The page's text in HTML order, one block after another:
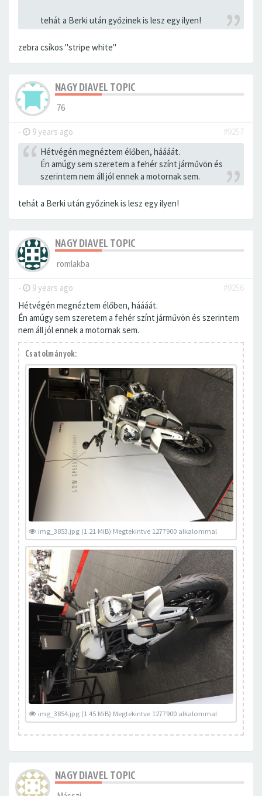
tehát a Berki után győzinek is lesz egy ilyen!
zebra csíkos "stripe white"
NAGY DIAVEL TOPIC
76
- 9 years ago
#9257
Hétvégén megnéztem élőben, háááát.
Én amúgy sem szeretem a fehér színt járművön és
szerintem nem áll jól ennek a motornak sem.
tehát a Berki után győzinek is lesz egy ilyen!
NAGY DIAVEL TOPIC
romlakba
- 9 years ago
#9256
Hétvégén megnéztem élőben, háááát.
Én amúgy sem szeretem a fehér színt járművön és szerintem
nem áll jól ennek a motornak sem.
Csatolmányok:
img_3853.jpg (1.21 MiB) Megtekintve 1277900 alkalommal
img_3854.jpg (1.45 MiB) Megtekintve 1277900 alkalommal
NAGY DIAVEL TOPIC